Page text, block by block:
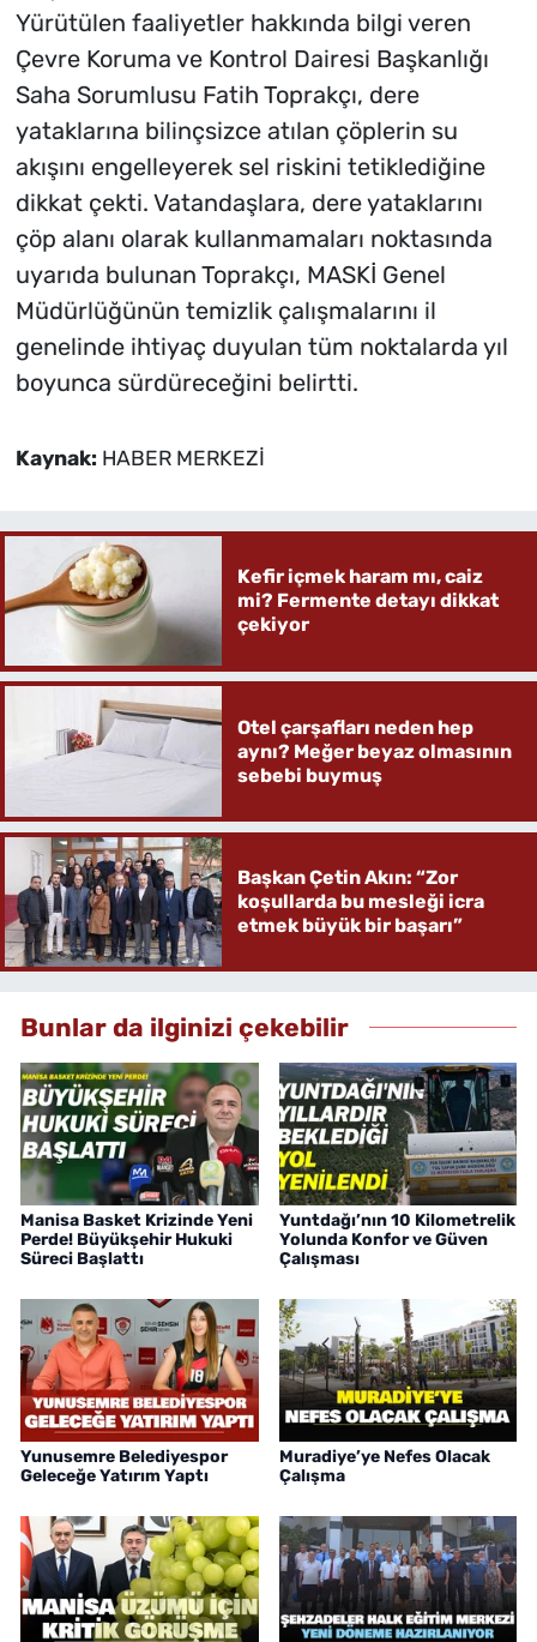
Yürütülen faaliyetler hakkında bilgi veren
Çevre Koruma ve Kontrol Dairesi Başkanlığı
Saha Sorumlusu Fatih Toprakçı, dere
yataklarına bilinçsizce atılan çöplerin su
akışını engelleyerek sel riskini tetiklediğine
dikkat çekti. Vatandaşlara, dere yataklarını
çöp alanı olarak kullanmamaları noktasında
uyarıda bulunan Toprakçı, MASKİ Genel
Müdürlüğünün temizlik çalışmalarını il
genelinde ihtiyaç duyulan tüm noktalarda yıl
boyunca sürdüreceğini belirtti.
Kaynak: HABER MERKEZİ
Kefir içmek haram mı, caiz
mi? Fermente detayı dikkat
çekiyor
Otel çarşafları neden hep
aynı? Meğer beyaz olmasının
sebebi buymuş
Başkan Çetin Akın: “Zor
koşullarda bu mesleği icra
etmek büyük bir başarı”
Bunlar da ilginizi çekebilir
Manisa Basket Krizinde Yeni
Perde! Büyükşehir Hukuki
Süreci Başlattı
Yuntdağı’nın 10 Kilometrelik
Yolunda Konfor ve Güven
Çalışması
Yunusemre Belediyespor
Geleceğe Yatırım Yaptı
Muradiye’ye Nefes Olacak
Çalışma